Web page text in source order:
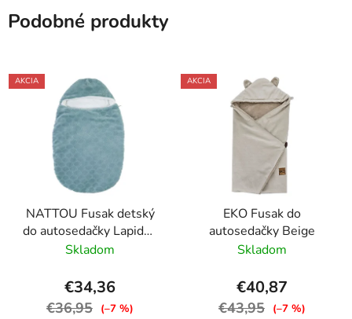
Podobné produkty
AKCIA
NATTOU Fusak detský
do autosedačky Lapidou
coppergreen 70 cm
Skladom
€34,36
€36,95 (–7 %)
AKCIA
EKO Fusak do
autosedačky Beige
Skladom
€40,87
€43,95 (–7 %)